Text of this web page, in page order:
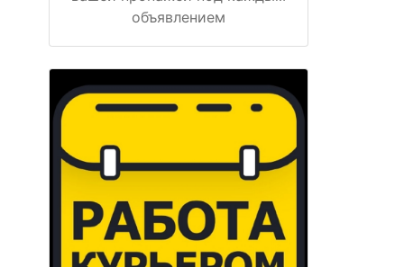
объявлением